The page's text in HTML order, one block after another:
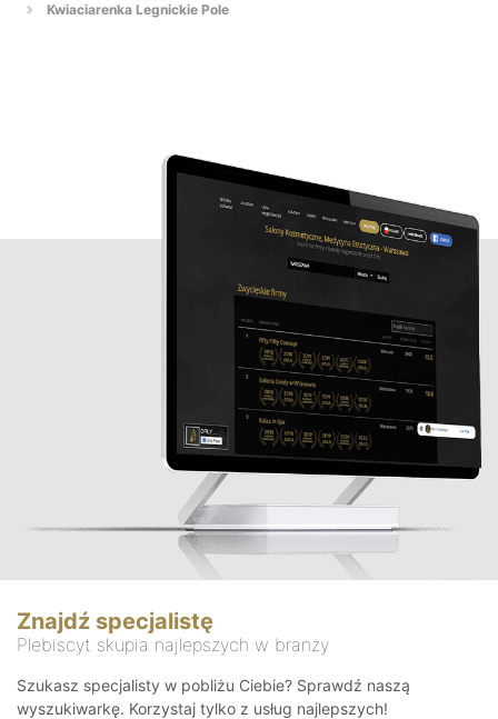
Kwiaciarenka Legnickie Pole
Znajdź specjalistę
Plebiscyt skupia najlepszych w branży
Szukasz specjalisty w pobliżu Ciebie? Sprawdź naszą
wyszukiwarkę. Korzystaj tylko z usług najlepszych!